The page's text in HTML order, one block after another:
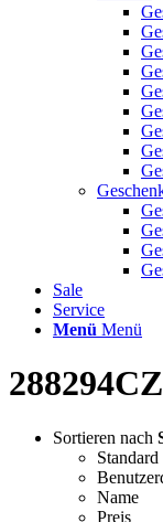
Sale
Service
Menü Menü
288294CZ
Sortieren nach
Standard
Name
Preis